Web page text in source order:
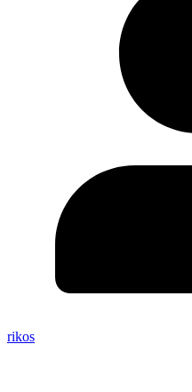
rikos